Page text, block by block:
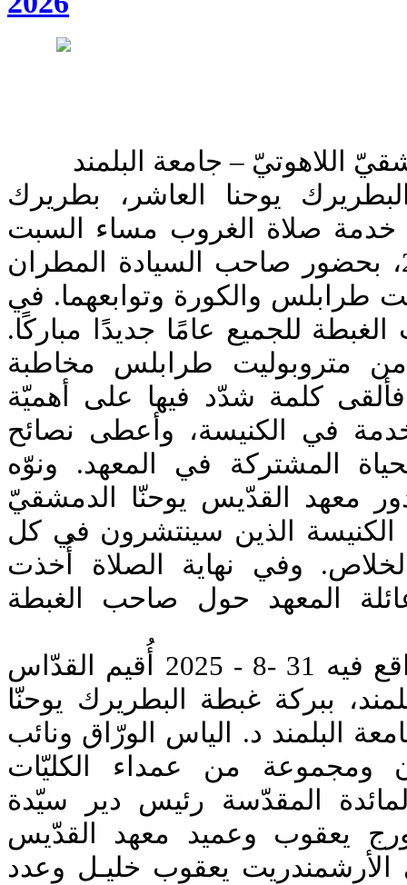
اللاهوتيّ – جامعة البلمند
يوحنا العاشر، بطريرك
خدمة صلاة الغروب مساء السبت
الواقع فيه 30 -8 – 2025، بحضور صاحب السيادة المطران
طرابلس والكورة وتوابعهما. في
للجميع عامًا جديدًا مباركًا.
متروبوليت طرابلس مخاطبة
فألقى كلمة شدّد فيها على أهميّة
في الكنيسة، وأعطى نصائح
المشتركة في المعهد. ونوّه
معهد القدّيس يوحنّا الدمشقيّ
الكنيسة الذين سينتشرون في كل
وفي نهاية الصلاة أُخذت
المعهد حول صاحب الغبطة
وفي صباح يوم الأحد الواقع فيه 31 -8 - 2025 أُقيم القدّاس
ببركة غبطة البطريرك يوحنّا
البلمند د. الياس الورّاق ونائب
ومجموعة من عمداء الكليّات
المقدّسة رئيس دير سيّدة
يعقوب وعميد معهد القدّيس
الأرشمندريت يعقوب خليـل وعدد